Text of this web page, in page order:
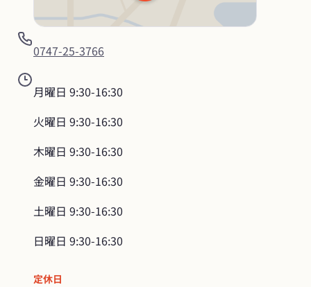
0747-25-3766
月曜日 9:30-16:30
火曜日 9:30-16:30
木曜日 9:30-16:30
金曜日 9:30-16:30
土曜日 9:30-16:30
日曜日 9:30-16:30
定休日